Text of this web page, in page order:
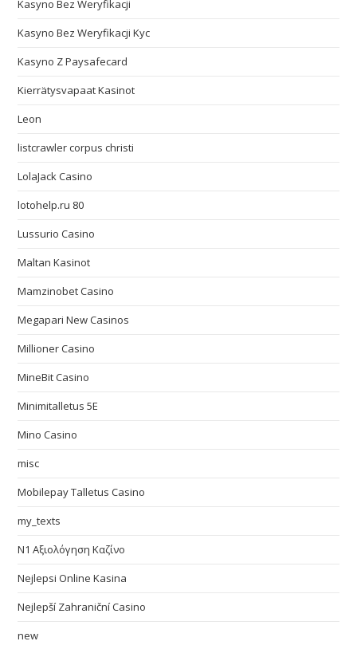
Kasyno Bez Weryfikacji
Kasyno Bez Weryfikacji Kyc
Kasyno Z Paysafecard
Kierrätysvapaat Kasinot
Leon
listcrawler corpus christi
LolaJack Casino
lotohelp.ru 80
Lussurio Casino
Maltan Kasinot
Mamzinobet Casino
Megapari New Casinos
Millioner Casino
MineBit Casino
Minimitalletus 5E
Mino Casino
misc
Mobilepay Talletus Casino
my_texts
N1 Αξιολόγηση Καζίνο
Nejlepsi Online Kasina
Nejlepší Zahraniční Casino
new